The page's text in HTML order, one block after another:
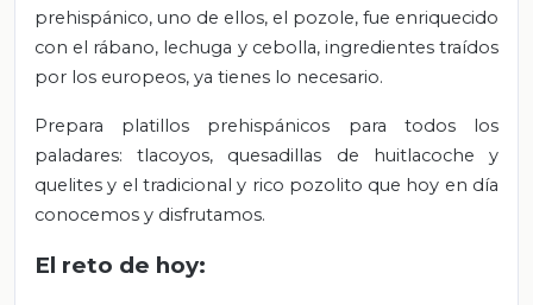
prehispánico, uno de ellos, el pozole, fue enriquecido
con el rábano, lechuga y cebolla, ingredientes traídos
por los europeos, ya tienes lo necesario.
Prepara platillos prehispánicos para todos los
paladares: tlacoyos, quesadillas de huitlacoche y
quelites y el tradicional y rico pozolito que hoy en día
conocemos y disfrutamos.
El reto de hoy: